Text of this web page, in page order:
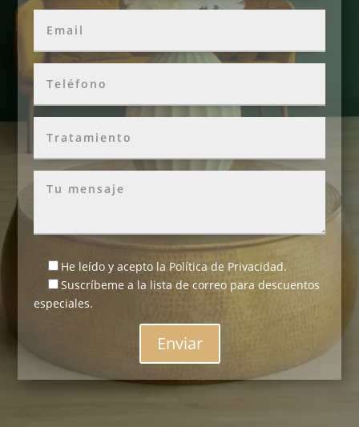
He leído y acepto la Política de Privacidad.
Suscríbeme a la lista de correo para descuentos
especiales.
Enviar